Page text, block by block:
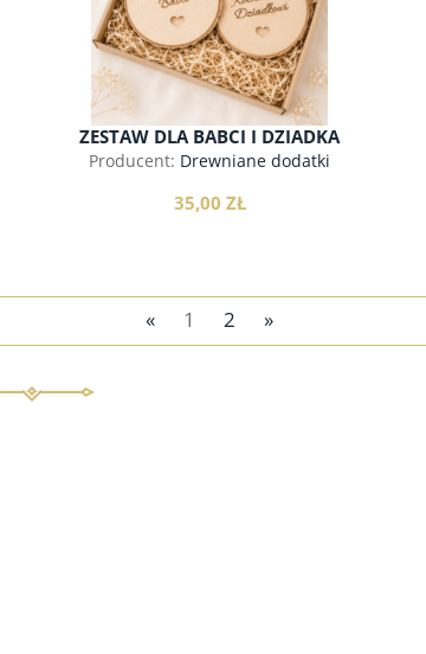
ZESTAW DLA BABCI I DZIADKA
Producent: Drewniane dodatki
35,00 ZŁ
« 1 2 »